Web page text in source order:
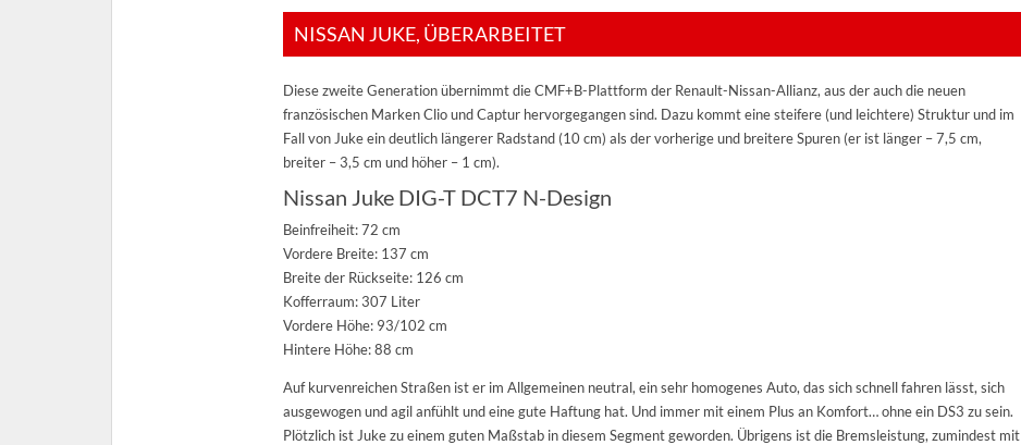
NISSAN JUKE, ÜBERARBEITET
Diese zweite Generation übernimmt die CMF+B-Plattform der Renault-Nissan-Allianz, aus der auch die neuen
französischen Marken Clio und Captur hervorgegangen sind. Dazu kommt eine steifere (und leichtere) Struktur und im
Fall von Juke ein deutlich längerer Radstand (10 cm) als der vorherige und breitere Spuren (er ist länger – 7,5 cm,
breiter – 3,5 cm und höher – 1 cm).
Nissan Juke DIG-T DCT7 N-Design
Beinfreiheit: 72 cm
Vordere Breite: 137 cm
Breite der Rückseite: 126 cm
Kofferraum: 307 Liter
Vordere Höhe: 93/102 cm
Hintere Höhe: 88 cm
Auf kurvenreichen Straßen ist er im Allgemeinen neutral, ein sehr homogenes Auto, das sich schnell fahren lässt, sich
ausgewogen und agil anfühlt und eine gute Haftung hat. Und immer mit einem Plus an Komfort… ohne ein DS3 zu sein.
Plötzlich ist Juke zu einem guten Maßstab in diesem Segment geworden. Übrigens ist die Bremsleistung, zumindest mit